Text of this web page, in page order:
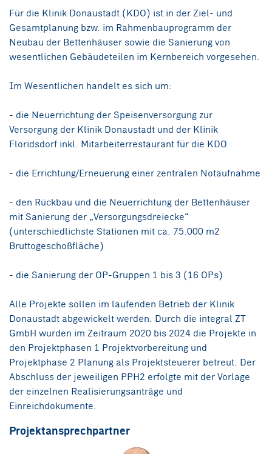
Für die Klinik Donaustadt (KDO) ist in der Ziel- und
Gesamtplanung bzw. im Rahmenbauprogramm der
Neubau der Bettenhäuser sowie die Sanierung von
wesentlichen Gebäudeteilen im Kernbereich vorgesehen.
Im Wesentlichen handelt es sich um:
- die Neuerrichtung der Speisenversorgung zur
Versorgung der Klinik Donaustadt und der Klinik
Floridsdorf inkl. Mitarbeiterrestaurant für die KDO
- die Errichtung/Erneuerung einer zentralen Notaufnahme
- den Rückbau und die Neuerrichtung der Bettenhäuser
mit Sanierung der „Versorgungsdreiecke“
(unterschiedlichste Stationen mit ca. 75.000 m2
Bruttogeschoßfläche)
- die Sanierung der OP-Gruppen 1 bis 3 (16 OPs)
Alle Projekte sollen im laufenden Betrieb der Klinik
Donaustadt abgewickelt werden. Durch die integral ZT
GmbH wurden im Zeitraum 2020 bis 2024 die Projekte in
den Projektphasen 1 Projektvorbereitung und
Projektphase 2 Planung als Projektsteuerer betreut. Der
Abschluss der jeweiligen PPH2 erfolgte mit der Vorlage
der einzelnen Realisierungsanträge und
Einreichdokumente.
Projektansprechpartner